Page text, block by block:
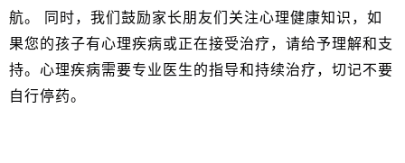
航。
同时，我们鼓励家长朋友们关注心理健康知识，如
果您的孩子有心理疾病或正在接受治疗，请给予理解和支
持。心理疾病需要专业医生的指导和持续治疗，切记不要
自行停药。